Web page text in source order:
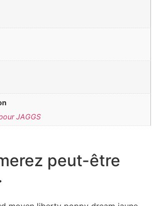
JAGGS
peut-être